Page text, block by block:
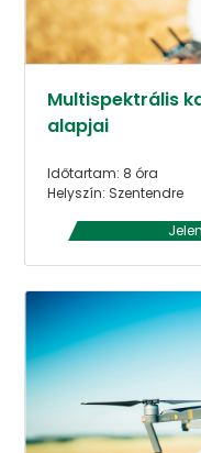
Multispektrális
alapjai
Időtartam: 8 óra
Helyszín: Szentendre